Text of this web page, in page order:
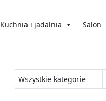
Kuchnia i jadalnia Salon